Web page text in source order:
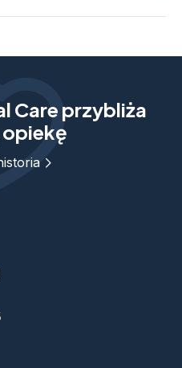
Care przybliża
opiekę